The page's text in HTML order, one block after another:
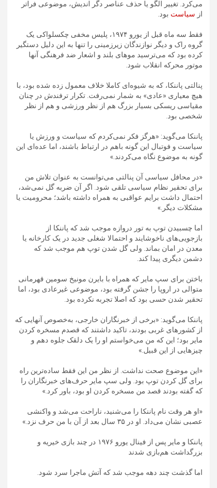
می‌کرد. تغییر الگو یا حذف عناصر دگر اندیش، موضوعی فراتر
از سیاست بود.
فقط سه ماه قبل از یورو ۱۹۷۴، پلیس مخفی چکسلواکی یک
گروه راک و دیگر نوازندگان زیرزمینی را تنها به این دلیل دستگیر
کرده بود که می‌ترسید موهای بلند و اشعار ضد فرهنگی آنها
موتور محرکه انقلاب شود.
پنالتی پاننکا، که به شیوه‌ای کاملا خلاف معمول زده شده بود، با
هیچ معیاری «عادی» به شمار نمی‌رفت. تکرار ترفندش در چنان
مقیاسی ریسکی بسیار بزرگ هم از نظر ورزشی و هم از نظر
شخصی بود.
پاننکا می‌گوید: «هرگز فکر نمی‌کردم که سیاست و ورزش یا
سیاست و فوتبال این گونه باهم در ارتباط باشند، اما عده‌ای این
گونه به موضوع نگاه می‌کردند.»
«در محافل سیاسی آن پنالتی می‌توانست به عنوان تلاش من
برای تحقیر نظام سیاسی تلقی شود. اگر آن ضربه گل نمی‌شد،
احتمال داشت برایم عواقبی به همراه داشته باشد؛ محرومیت یا
مشکلات دیگر.»
اما چسبیدن توپ به تور دروازه موجب شد که پاننکا از
بازجویی‌های ناخوشایند و احتمالا شغلی جدید در یک کارخانه یا
معدن در امان بماند. ولی گل شدن توپ هم موجب شد که
دشمن دیگری پیدا کند.
باختن برای سپ مایر که همراه با بایرن مونیخ سومین قهرمانی
متوالی در اروپا را جشن گرفته بود، موضوعی غیرعادی بود، اما
تحقیر شدن حسی بود که اصلا تجربه نکرده بود.
پاننکا می‌گوید: «برخی از خبرنگاران خارجی، به‌خصوص آنهایی که
از کشورهای غربی بودند، تاکید داشتند که قصدم مسخره کردن
مایر بود؛ این که من می‌خواستم او را یک دلقک جلوه دهم و
چیزهایی از این قبیل.»
«این موضوع صحت نداشت. از نظر من این فقط ساده‌ترین راه
برای گل کردن توپ بود. ولی سپ مایر حرف‌های خبرنگاران را
که گفته بودند قصد من مسخره کردن او بود، باور کرد.»
«او هر وقت نام پاننکا را می‌شنید، ناراحت می‌شد و واکنشی
عصبی نشان می‌داد. او در ۳۵ سال بعد از آن با من حرف نزد.»
پاننکا و مایر پس از فینال یورو ۱۹۷۶ در چند بازی خیریه و
بزرگداشت هم‌بازی شدند
اما گذشت چند دهه موجب شد که آتش ماجرا سرد شود.